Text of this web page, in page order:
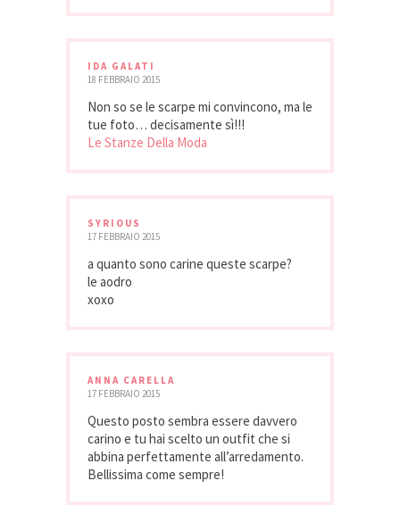
IDA GALATI
18 FEBBRAIO 2015
Non so se le scarpe mi convincono, ma le
tue foto… decisamente sì!!!
Le Stanze Della Moda
SYRIOUS
17 FEBBRAIO 2015
a quanto sono carine queste scarpe?
le aodro
xoxo
ANNA CARELLA
17 FEBBRAIO 2015
Questo posto sembra essere davvero
carino e tu hai scelto un outfit che si
abbina perfettamente all’arredamento.
Bellissima come sempre!